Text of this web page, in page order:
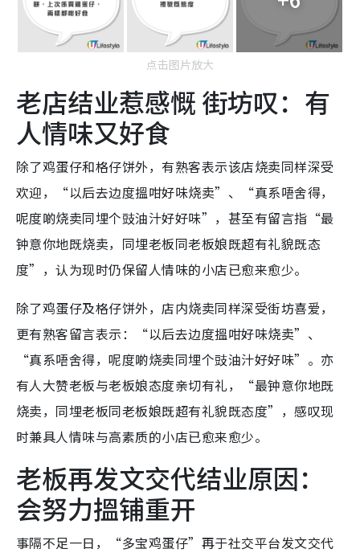
点击图片放大
老店结业惹感慨 街坊叹：有
人情味又好食
除了鸡蛋仔和格仔饼外，有熟客表示该店烧卖同样深受
欢迎，“以后去边度搵咁好味烧卖”、“真系唔舍得，
呢度啲烧卖同埋个豉油汁好好味”，甚至有留言指“最
钟意你地既烧卖，同埋老板同老板娘既超有礼貌既态
度”，认为现时仍保留人情味的小店已愈来愈少。
除了鸡蛋仔及格仔饼外，店内烧卖同样深受街坊喜爱，
更有熟客留言表示：“以后去边度搵咁好味烧卖”、
“真系唔舍得，呢度啲烧卖同埋个豉油汁好好味”。亦
有人大赞老板与老板娘态度亲切有礼，“最钟意你地既
烧卖，同埋老板同老板娘既超有礼貌既态度”，感叹现
时兼具人情味与高素质的小店已愈来愈少。
老板再发文交代结业原因：
会努力搵铺重开
事隔不足一日，“多宝鸡蛋仔”再于社交平台发文交代